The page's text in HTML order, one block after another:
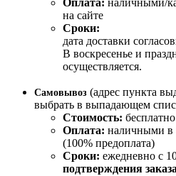
Оплата: наличными/
на сайте
Сроки:
дата доставки
В воскресенье и
осуществляется.
Самовывоз (адрес пункта
выбрать в выпадающем
Стоимость: бесплатно
Оплата: наличными в
(100% предоплата)
Сроки: ежедневно с
подтверждения заказа